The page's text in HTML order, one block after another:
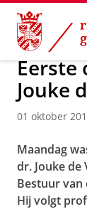
Skip
Content
Skip
Navigation
Over ons
Eerste
Jouke
01 oktober
Maandag
dr. Jouke de
Bestuur van
Hij volgt